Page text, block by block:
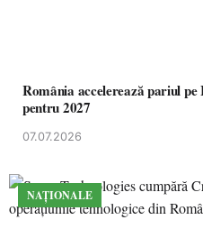
România accelerează pariul
pentru 2027
07.07.2026
NAȚIONALE